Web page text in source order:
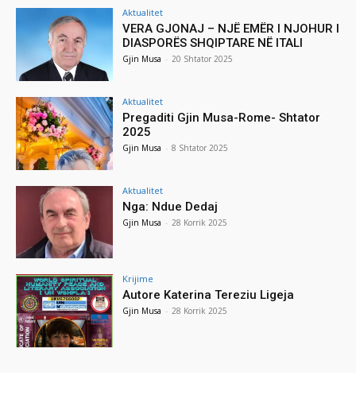
Aktualitet
VERA GJONAJ – NJË EMËR I NJOHUR I
DIASPORËS SHQIPTARE NË ITALI
Gjin Musa - 20 Shtator 2025
Aktualitet
Pregaditi Gjin Musa-Rome- Shtator
2025
Gjin Musa - 8 Shtator 2025
Aktualitet
Nga: Ndue Dedaj
Gjin Musa - 28 Korrik 2025
Krijime
Autore Katerina Tereziu Ligeja
Gjin Musa - 28 Korrik 2025